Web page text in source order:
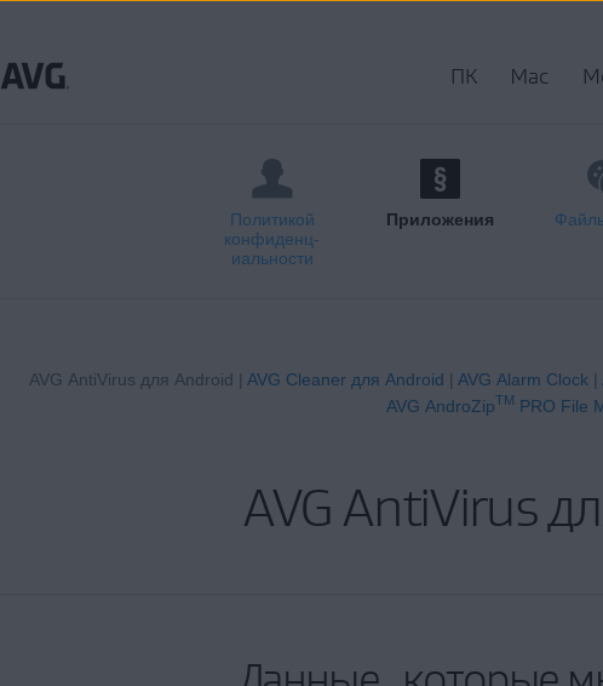
ПК Mac
Политикой
конфиденц-
иальности
Приложения
AVG AntiVirus для Android | AVG Cleaner для Android | AVG Alarm Clock |
AVG AndroZipTM PRO File
AVG AntiVirus